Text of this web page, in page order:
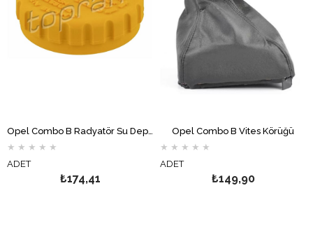
★ ★ ★ ★ ★
ADET
₺174,41
Opel Combo B Vites Körüğü
★ ★ ★ ★ ★
ADET
₺149,90